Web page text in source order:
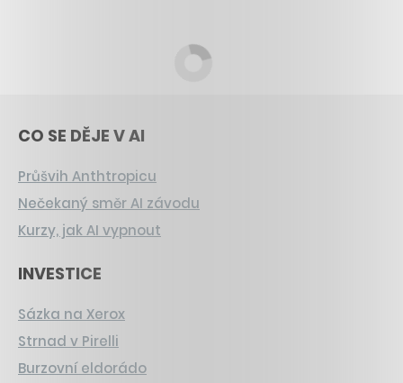
CO SE DĚJE V AI
Průšvih Anthtropicu
Nečekaný směr AI závodu
Kurzy, jak AI vypnout
INVESTICE
Sázka na Xerox
Strnad v Pirelli
Burzovní eldorádo